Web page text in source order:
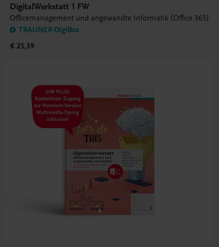
DigitalWerkstatt 1 FW
Officemanagement und angewandte Informatik (Office 365)
TRAUNER-DigiBox
€ 25,39